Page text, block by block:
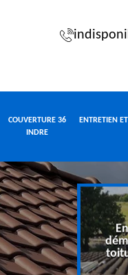
COUVERTURE 36
INDRE
ENTRETIEN
36 Indre